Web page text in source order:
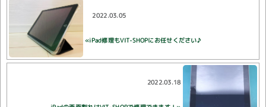
2022.03.05
«iPad修理もVIT-SHOPにお任せください♪
2022.03.18